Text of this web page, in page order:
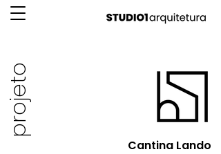
Cantina Lando
projeto